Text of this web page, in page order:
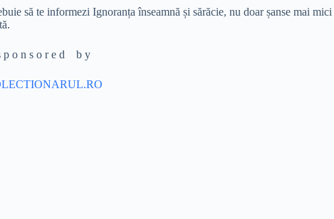
să te informezi Ignoranța înseamnă și sărăcie, nu doar șanse mai
p o n s o r e d b y